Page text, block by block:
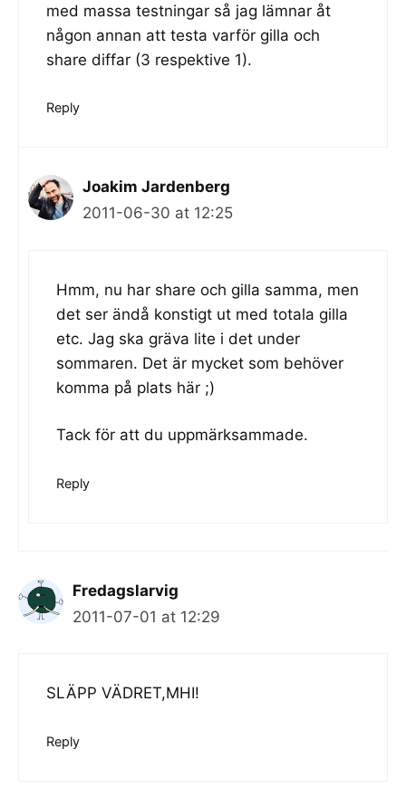
med massa testningar så jag lämnar åt
någon annan att testa varför gilla och
share diffar (3 respektive 1).
Reply
Joakim Jardenberg
2011-06-30 at 12:25
Hmm, nu har share och gilla samma, men
det ser ändå konstigt ut med totala gilla
etc. Jag ska gräva lite i det under
sommaren. Det är mycket som behöver
komma på plats här ;)
Tack för att du uppmärksammade.
Reply
Fredagslarvig
2011-07-01 at 12:29
SLÄPP VÄDRET,MHI!
Reply